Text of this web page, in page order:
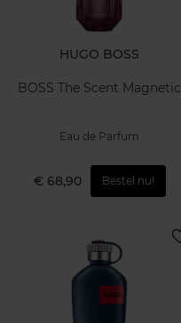
HUGO BOSS
BOSS The Scent Magnetic
Eau de Parfum
€ 68,90 Bestel nu!